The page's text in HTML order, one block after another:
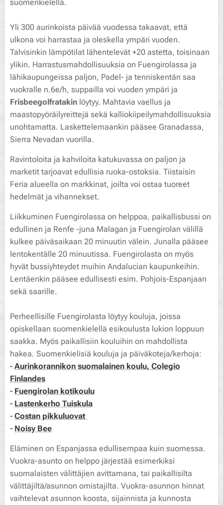
suomenkielellä.
Yli 300 aurinkoista päivää vuodessa takaavat, että
ulkona voi harrastaa ja oleskella ympäri vuoden.
Talvisinkin lämpötilat lähentelevät +20 astetta, toisinaan
ylikin. Harrastusmahdollisuuksia on Fuengirolassa ja
lähikaupungeissa paljon, Padel- ja tenniskentän saa
vuokralle n.6e/h, suppailla voi vuoden ympäri ja
Frisbeegolfratakin löytyy. Mahtavia vaellus ja
maastopyöräilyreittejä sekä kalliokiipeilymahdollisuuksia
unohtamatta. Laskettelemaankin pääsee Granadassa,
Sierra Nevadan vuorilla.
Ravintoloita ja kahviloita katukuvassa on paljon ja
marketit tarjoavat edullisia ruoka-ostoksia. Tiistaisin
Feria alueella on markkinat, joilta voi ostaa tuoreet
hedelmät ja vihannekset.
Liikkuminen Fuengirolassa on helppoa, paikallisbussi on
edullinen ja Renfe -juna Malagan ja Fuengirolan välillä
kulkee päiväsaikaan 20 minuutin välein. Junalla pääsee
lentokentälle 20 minuutissa. Fuengirolasta on myös
hyvät bussiyhteydet muihin Andalucian kaupunkeihin.
Lentäenkin pääsee edullisesti esim. Pohjois-Espanjaan
sekä saarille.
Perheellisille Fuengirolasta löytyy kouluja, joissa
opiskellaan suomenkielellä esikoulusta lukion loppuun
saakka. Myös paikallisiin kouluihin on mahdollista
hakea. Suomenkielisiä kouluja ja päiväkoteja/kerhoja:
- Aurinkorannikon suomalainen koulu, Colegio
Finlandes
- Fuengirolan kotikoulu
- Lastenkerho Tuiskula
- Costan pikkuluovat
- Noisy Bee
Eläminen on Espanjassa edullisempaa kuin suomessa.
Vuokra-asunto on helppo järjestää esimerkiksi
suomalaisten välittäjien avittamana, tai paikallisilta
välittäjiltä/asunnon omistajilta. Vuokra-asunnon hinnat
vaihtelevat asunnon koosta, sijainnista ja kunnosta